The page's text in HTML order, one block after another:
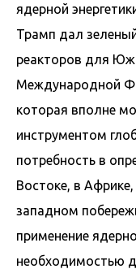
ядерной
Трамп дал
реакторов для
Международной
которая вполне
инструментом
потребность в
Востоке, в
западном
применение
необходимостью